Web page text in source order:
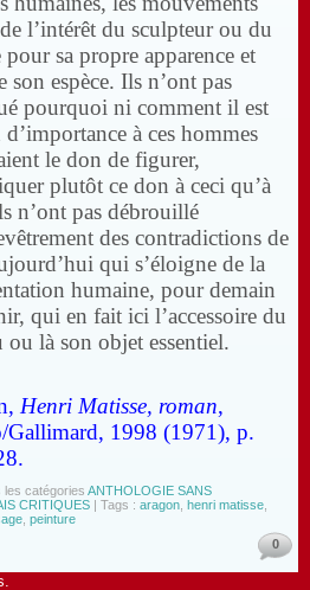
l’intérêt du sculpteur ou du
pour sa propre apparence et
son espèce. Ils n’ont pas
pourquoi ni comment il est
d’importance à ces hommes
le don de figurer,
plutôt ce don à ceci qu’à
n’ont pas débrouillé
des contradictions de
qui s’éloigne de la
humaine, pour demain
qui en fait ici l’accessoire du
ou là son objet essentiel.
Henri Matisse, roman,
Gallimard, 1998 (1971), p.
les catégories ANTHOLOGIE SANS
CRITIQUES | Tags : aragon henri matisse
peinture
0